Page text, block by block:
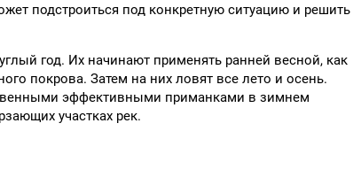
подстроиться под конкретную ситуацию и решить
год. Их начинают применять ранней весной, как
покрова. Затем на них ловят все лето и осень.
эффективными приманками в зимнем
участках рек.